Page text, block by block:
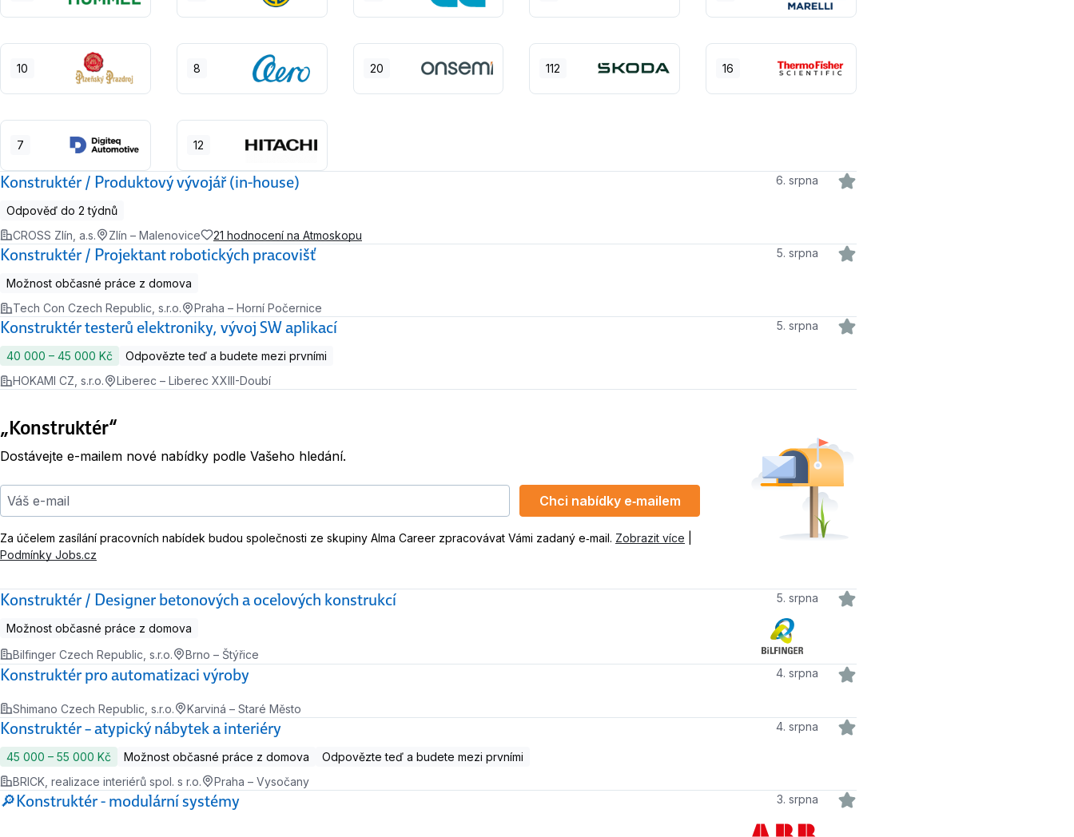
10 8 20 112 16
7 12
Konstruktér / Produktový vývojář (in-house) 6. srpna
Odpověď do 2 týdnů
CROSS Zlín, a.s.
Zlín – Malenovice 21 hodnocení na Atmoskopu
Konstruktér / Projektant robotických pracovišť 5. srpna
Možnost občasné práce z domova
Tech Con Czech Republic, s.r.o.
Praha – Horní Počernice
Konstruktér testerů elektroniky, vývoj SW aplikací 5. srpna
40 000 ‍–‍ 45 000 Kč
Odpovězte teď a budete mezi prvními
HOKAMI CZ, s.r.o.
Liberec – Liberec XXIII-Doubí
„Konstruktér“
Dostávejte e-mailem nové nabídky podle Vašeho hledání.
Váš e-mail
Chci nabídky e‑mailem
Za účelem zasílání pracovních nabídek budou společnosti ze skupiny Alma Career zpracovávat Vámi zadaný e‑mail. Zobrazit více
Podmínky Jobs.cz
Konstruktér / Designer betonových a ocelových konstrukcí 5. srpna
Možnost občasné práce z domova
Bilfinger Czech Republic, s.r.o.
Brno – Štýřice
Konstruktér pro automatizaci výroby 4. srpna
Shimano Czech Republic, s.r.o. Karviná – Staré Město
Konstruktér – atypický nábytek a interiéry 4. srpna
45 000 ‍–‍ 55 000 Kč Možnost občasné práce z domova
Odpovězte teď a budete mezi prvními
BRICK, realizace interiérů spol. s r.o.
Praha – Vysočany
🔎Konstruktér - modulární systémy 3. srpna